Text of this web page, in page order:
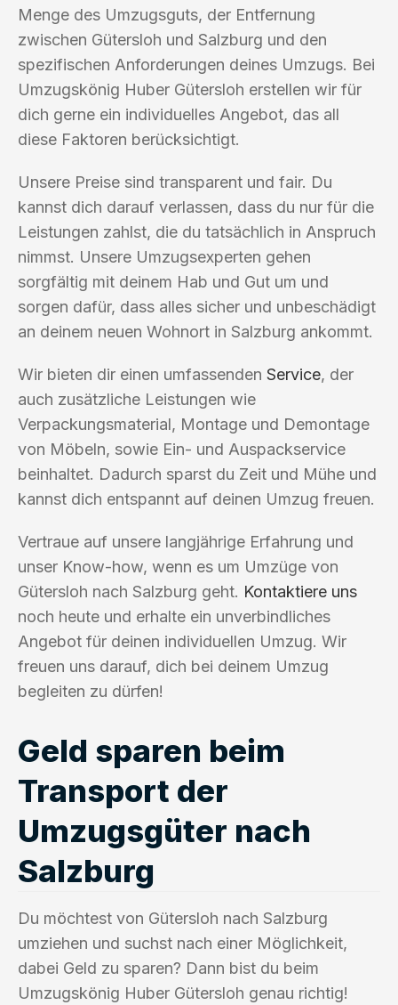
Menge des Umzugsguts, der Entfernung
zwischen Gütersloh und Salzburg und den
spezifischen Anforderungen deines Umzugs. Bei
Umzugskönig Huber Gütersloh erstellen wir für
dich gerne ein individuelles Angebot, das all
diese Faktoren berücksichtigt.
Unsere Preise sind transparent und fair. Du
kannst dich darauf verlassen, dass du nur für die
Leistungen zahlst, die du tatsächlich in Anspruch
nimmst. Unsere Umzugsexperten gehen
sorgfältig mit deinem Hab und Gut um und
sorgen dafür, dass alles sicher und unbeschädigt
an deinem neuen Wohnort in Salzburg ankommt.
Wir bieten dir einen umfassenden Service, der
auch zusätzliche Leistungen wie
Verpackungsmaterial, Montage und Demontage
von Möbeln, sowie Ein- und Auspackservice
beinhaltet. Dadurch sparst du Zeit und Mühe und
kannst dich entspannt auf deinen Umzug freuen.
Vertraue auf unsere langjährige Erfahrung und
unser Know-how, wenn es um Umzüge von
Gütersloh nach Salzburg geht. Kontaktiere uns
noch heute und erhalte ein unverbindliches
Angebot für deinen individuellen Umzug. Wir
freuen uns darauf, dich bei deinem Umzug
begleiten zu dürfen!
Geld sparen beim
Transport der
Umzugsgüter nach
Salzburg
Du möchtest von Gütersloh nach Salzburg
umziehen und suchst nach einer Möglichkeit,
dabei Geld zu sparen? Dann bist du beim
Umzugskönig Huber Gütersloh genau richtig!